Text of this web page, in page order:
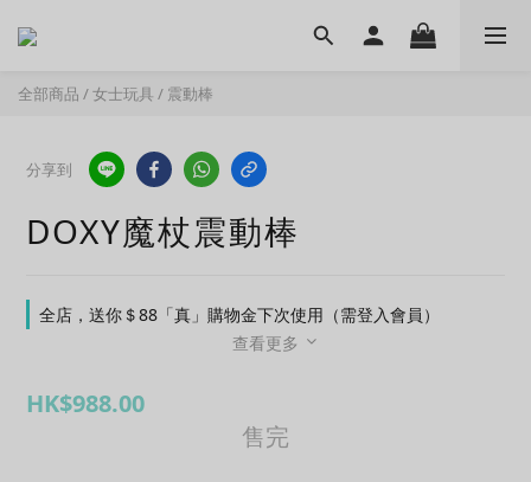
全部商品 /女士玩具 / 震動棒
分享到
DOXY魔杖震動棒
全店，送你＄88「真」購物金下次使用（需登入會員）
查看更多
HK$988.00
售完